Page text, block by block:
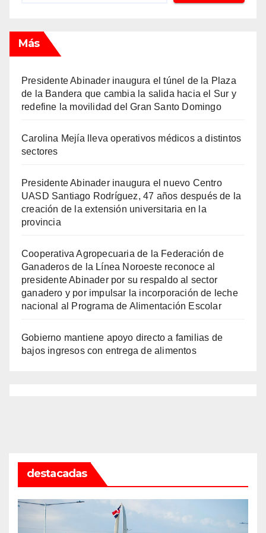
Más
Presidente Abinader inaugura el túnel de la Plaza
de la Bandera que cambia la salida hacia el Sur y
redefine la movilidad del Gran Santo Domingo
Carolina Mejía lleva operativos médicos a distintos
sectores
Presidente Abinader inaugura el nuevo Centro
UASD Santiago Rodríguez, 47 años después de la
creación de la extensión universitaria en la
provincia
Cooperativa Agropecuaria de la Federación de
Ganaderos de la Línea Noroeste reconoce al
presidente Abinader por su respaldo al sector
ganadero y por impulsar la incorporación de leche
nacional al Programa de Alimentación Escolar
Gobierno mantiene apoyo directo a familias de
bajos ingresos con entrega de alimentos
destacadas